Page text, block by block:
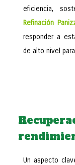
eficiencia,
Refinación
responder a
de alto nivel
Un aspecto